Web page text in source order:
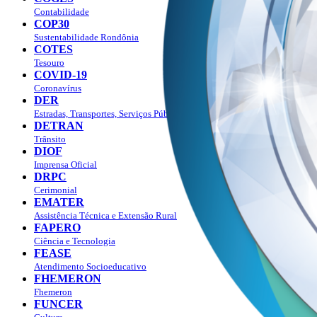
Contabilidade
COP30
Sustentabilidade Rondônia
COTES
Tesouro
COVID-19
Coronavírus
DER
Estradas, Transportes, Serviços Públicos
DETRAN
Trânsito
DIOF
Imprensa Oficial
DRPC
Cerimonial
EMATER
Assistência Técnica e Extensão Rural
FAPERO
Ciência e Tecnologia
FEASE
Atendimento Socioeducativo
FHEMERON
Fhemeron
FUNCER